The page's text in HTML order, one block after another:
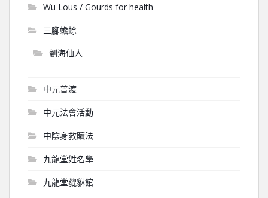
Wu Lous / Gourds for health
三腳蟾蜍
劉海仙人
中元普渡
中元法會活動
中陰身救贖法
九龍堂姓名學
九龍堂貔貅館